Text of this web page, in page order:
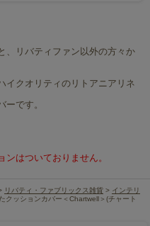
、リバティファン以外の方々か
イクオリティのリトアニアリネ
です。
はついておりません。
リバティ・ファブリックス雑貨 > インテリ
クッションカバー＜Chartwell＞(チャート